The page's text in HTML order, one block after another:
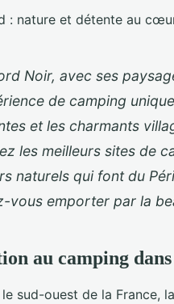
Noir, avec ses
de camping
et les charmants
les meilleurs sites de
naturels qui font du
vous emporter par la
au camping
sud-ouest de la France,